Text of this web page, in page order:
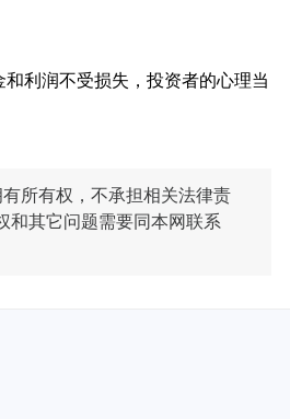
利润不受损失，投资者的心理当
所有权，不承担相关法律责
和其它问题需要同本网联系